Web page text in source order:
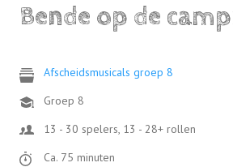
Bende op de
Afscheidsmusicals groep 8
Groep 8
13 - 30 spelers, 13 - 28+ rollen
Ca. 75 minuten